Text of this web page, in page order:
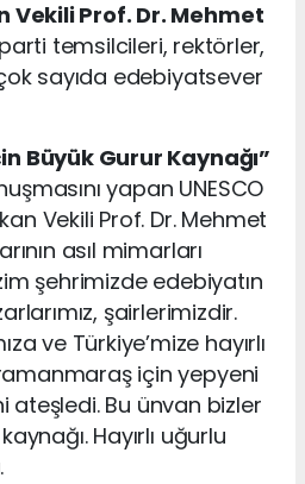
Vekili Prof. Dr. Mehmet
temsilcileri, rektörler,
sayıda edebiyatsever
Büyük Gurur Kaynağı”
yapan UNESCO
Vekili Prof. Dr. Mehmet
asıl mimarları
şehrimizde edebiyatın
şairlerimizdir.
ve Türkiye’mize hayırlı
için yepyeni
ateşledi. Bu ünvan bizler
Hayırlı uğurlu